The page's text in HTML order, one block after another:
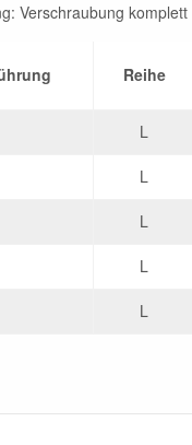
Verschraubung
Reihe
L
L
L
L
L